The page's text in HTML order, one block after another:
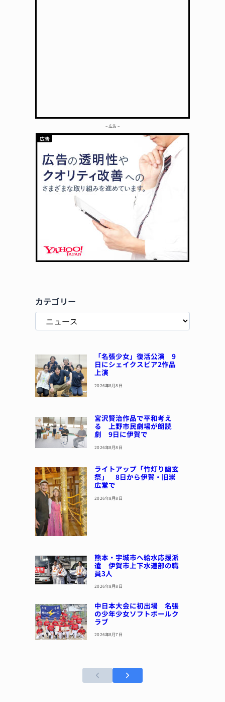
– 広告 –
カテゴリー
「名張少女」復活公演 9
日にシェイクスピア2作品
上演
2026年8月8日
宮沢賢治作品で平和考え
る 上野市民劇場が朗読
劇 9日に伊賀で
2026年8月8日
ライトアップ「竹灯り幽玄
祭」 8日から伊賀・旧崇
広堂で
2026年8月8日
熊本・宇城市へ給水応援派
遣 伊賀市上下水道部の職
員3人
2026年8月8日
中日本大会に初出場 名張
の少年少女ソフトボールク
ラブ
2026年8月7日